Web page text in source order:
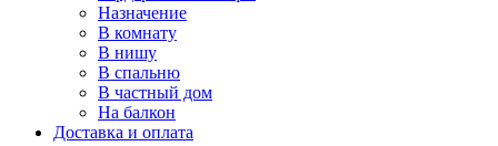
Назначение
В комнату
В нишу
В спальню
В частный дом
На балкон
Доставка и оплата